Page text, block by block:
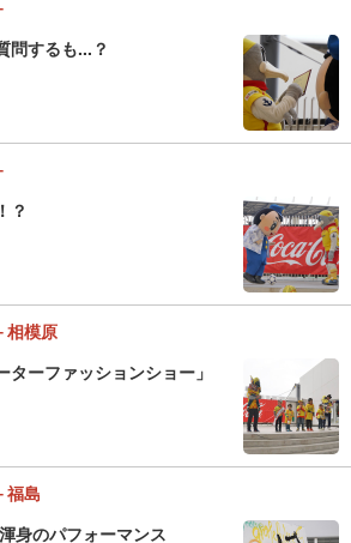
問するも...？
？
相模原
ーファッションショー」
福島
身のパフォーマンス